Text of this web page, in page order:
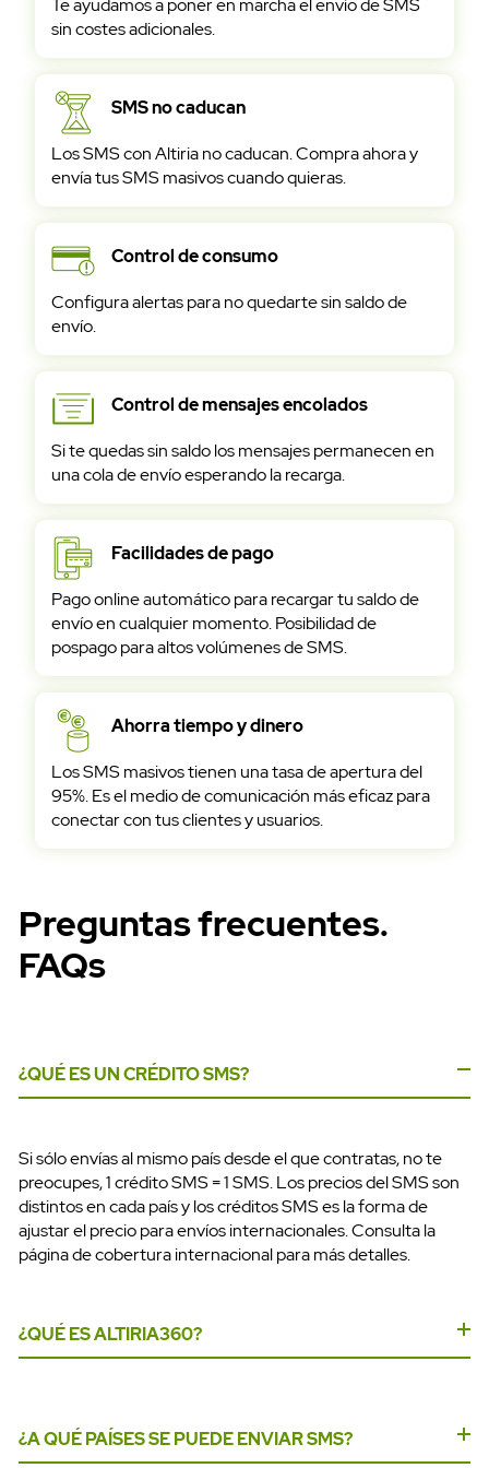
Pruébalo gratis
Te ayudamos a poner en marcha el envío de SMS
sin costes adicionales.
SMS no caducan
Los SMS con Altiria no caducan. Compra ahora y
envía tus SMS masivos cuando quieras.
Control de consumo
Configura alertas para no quedarte sin saldo de
envío.
Control de mensajes encolados
Si te quedas sin saldo los mensajes permanecen en
una cola de envío esperando la recarga.
Facilidades de pago
Pago online automático para recargar tu saldo de
envío en cualquier momento. Posibilidad de
pospago para altos volúmenes de SMS.
Ahorra tiempo y dinero
Los SMS masivos tienen una tasa de apertura del
95%. Es el medio de comunicación más eficaz para
conectar con tus clientes y usuarios.
Preguntas frecuentes.
FAQs
¿QUÉ ES UN CRÉDITO SMS?
Si sólo envías al mismo país desde el que contratas, no te
preocupes, 1 crédito SMS = 1 SMS. Los precios del SMS son
distintos en cada país y los créditos SMS es la forma de
ajustar el precio para envíos internacionales. Consulta la
página de cobertura internacional para más detalles.
¿QUÉ ES ALTIRIA360?
SMS. Entra con tu usuario y contraseña para consultar el
¿A QUÉ PAÍSES SE PUEDE ENVIAR SMS?